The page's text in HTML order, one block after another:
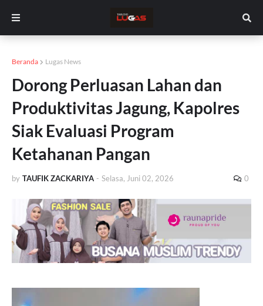
Beranda Lugas News
Dorong Perluasan Lahan dan
Produktivitas Jagung, Kapolres
Siak Evaluasi Program
Ketahanan Pangan
by TAUFIK ZACKARIYA - Selasa, Juni 02, 2026 0